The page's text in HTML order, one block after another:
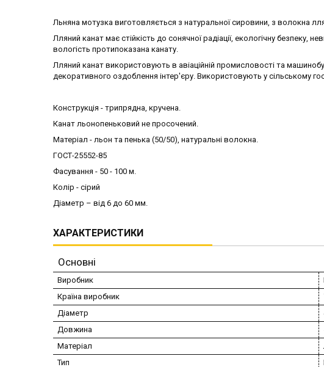
Льняна мотузка виготовляється з натуральної сировини, з волокна
Лляний канат має стійкість до сонячної радіації, екологічну безпеку,
вологість протипоказана канату.
Лляний канат використовують в авіаційній промисловості та
декоративного оздоблення інтер'єру. Використовують у сільському
Конструкція - трипрядна, кручена.
Канат льонопеньковий не просочений.
Матеріал - льон та пенька (50/50), натуральні волокна.
ГОСТ-25552-85
Фасування - 50 - 100 м.
Колір - сірий
Діаметр – від 6 до 60 мм.
ХАРАКТЕРИСТИКИ
Основні
Виробник
Країна виробник
Діаметр
Довжина
Матеріал
Тип